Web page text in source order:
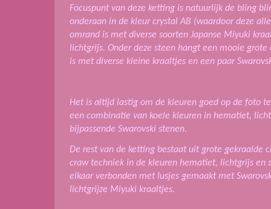
Focuspunt van deze ketting is natuurlijk de bling
onderaan in de kleur crystal AB (waardoor deze
omrand is met diverse soorten Japanse Miyuki
lichtgrijs. Onder deze steen hangt een mooie
is met diverse kleine kraaltjes en een paar
Het is altijd lastig om de kleuren goed op de foto
een combinatie van koele kleuren in hematiet,
bijpassende Swarovski stenen.
De rest van de ketting bestaat uit grote gekraalde
craw techniek in de kleuren hematiet, lichtgrijs en
elkaar verbonden met lusjes gemaakt met
lichtgrijze Miyuki kraaltjes.